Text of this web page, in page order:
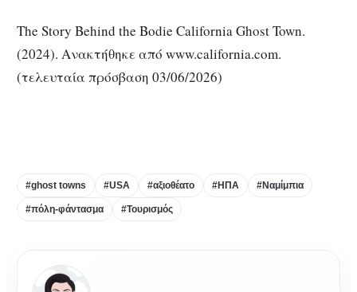
The Story Behind the Bodie California Ghost Town.
(2024). Ανακτήθηκε από www.california.com.
(τελευταία πρόσβαση 03/06/2026)
#ghost towns #USA #αξιοθέατο #ΗΠΑ #Ναμίμπια
#πόλη-φάντασμα #Τουρισμός